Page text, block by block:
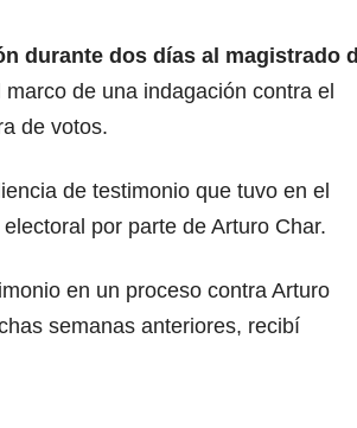
durante dos días al magistrado
marco de una indagación contra el
de votos.
de testimonio que tuvo en el
por parte de Arturo Char.
en un proceso contra Arturo
semanas anteriores, recibí